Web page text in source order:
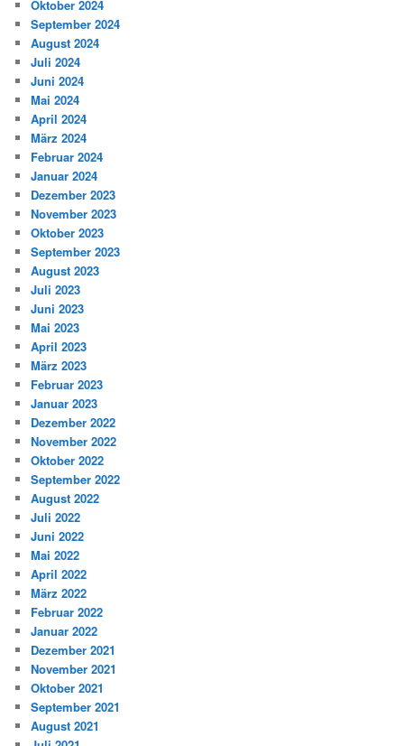
Oktober 2024
September 2024
August 2024
Juli 2024
Juni 2024
Mai 2024
April 2024
März 2024
Februar 2024
Januar 2024
Dezember 2023
November 2023
Oktober 2023
September 2023
August 2023
Juli 2023
Juni 2023
Mai 2023
April 2023
März 2023
Februar 2023
Januar 2023
Dezember 2022
November 2022
Oktober 2022
September 2022
August 2022
Juli 2022
Juni 2022
Mai 2022
April 2022
März 2022
Februar 2022
Januar 2022
Dezember 2021
November 2021
Oktober 2021
September 2021
August 2021